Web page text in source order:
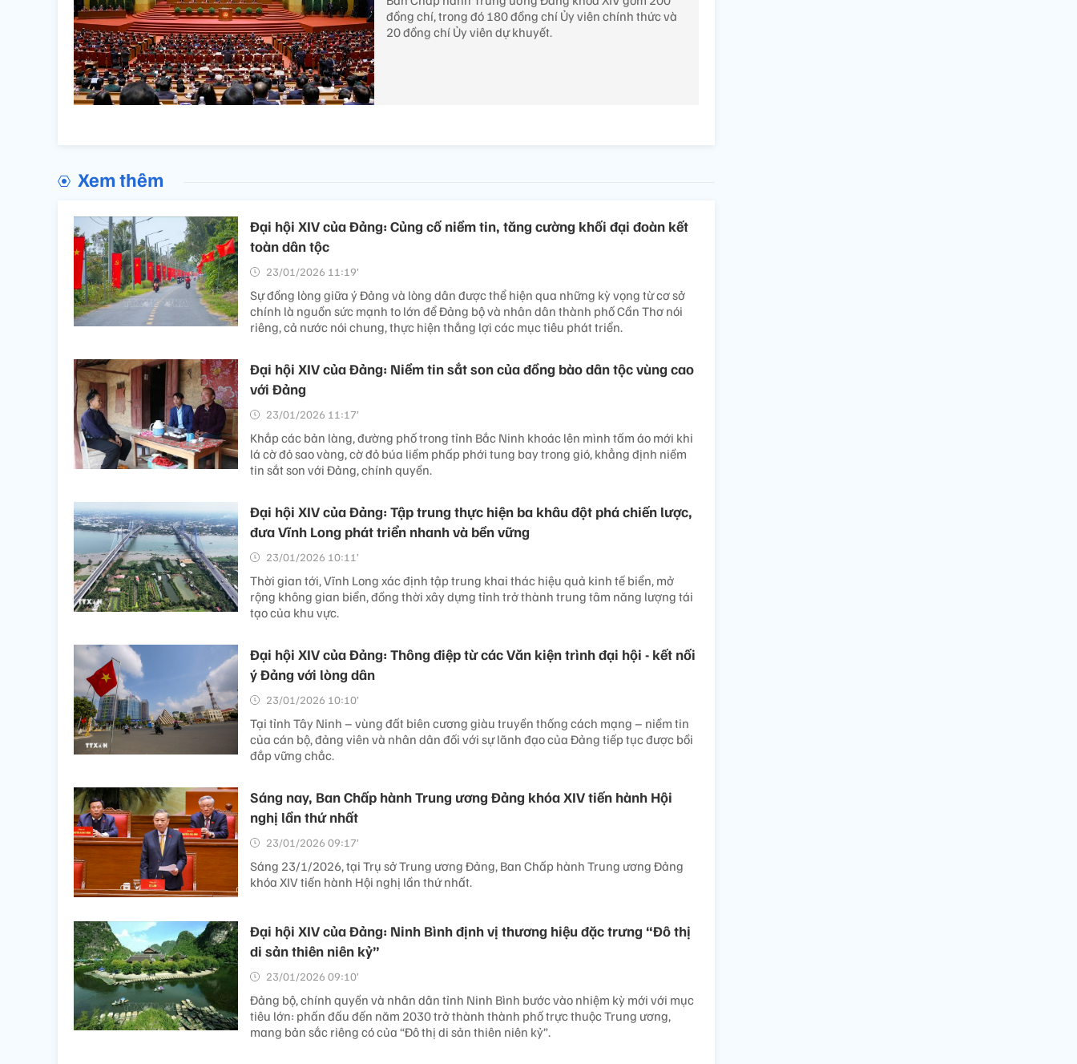
đồng chí, trong đó 180 đồng chí Ủy viên chính thức và
20 đồng chí Ủy viên dự khuyết.
Xem thêm
Đại hội XIV của Đảng: Củng cố niềm tin, tăng cường khối đại đoàn kết
toàn dân tộc
23/01/2026 11:19’
Sự đồng lòng giữa ý Đảng và lòng dân được thể hiện qua những kỳ vọng từ cơ sở
chính là nguồn sức mạnh to lớn để Đảng bộ và nhân dân thành phố Cần Thơ nói
riêng, cả nước nói chung, thực hiện thắng lợi các mục tiêu phát triển.
Đại hội XIV của Đảng: Niềm tin sắt son của đồng bào dân tộc vùng cao
với Đảng
23/01/2026 11:17’
Khắp các bản làng, đường phố trong tỉnh Bắc Ninh khoác lên mình tấm áo mới khi
lá cờ đỏ sao vàng, cờ đỏ búa liềm phấp phới tung bay trong gió, khẳng định niềm
tin sắt son với Đảng, chính quyền.
Đại hội XIV của Đảng: Tập trung thực hiện ba khâu đột phá chiến lược,
đưa Vĩnh Long phát triển nhanh và bền vững
23/01/2026 10:11’
Thời gian tới, Vĩnh Long xác định tập trung khai thác hiệu quả kinh tế biển, mở
rộng không gian biển, đồng thời xây dựng tỉnh trở thành trung tâm năng lượng tái
tạo của khu vực.
Đại hội XIV của Đảng: Thông điệp từ các Văn kiện trình đại hội - kết nối
ý Đảng với lòng dân
23/01/2026 10:10’
Tại tỉnh Tây Ninh – vùng đất biên cương giàu truyền thống cách mạng – niềm tin
của cán bộ, đảng viên và nhân dân đối với sự lãnh đạo của Đảng tiếp tục được bồi
đắp vững chắc.
Sáng nay, Ban Chấp hành Trung ương Đảng khóa XIV tiến hành Hội
nghị lần thứ nhất
23/01/2026 09:17’
Sáng 23/1/2026, tại Trụ sở Trung ương Đảng, Ban Chấp hành Trung ương Đảng
khóa XIV tiến hành Hội nghị lần thứ nhất.
Đại hội XIV của Đảng: Ninh Bình định vị thương hiệu đặc trưng “Đô thị
di sản thiên niên kỷ”
23/01/2026 09:10’
Đảng bộ, chính quyền và nhân dân tỉnh Ninh Bình bước vào nhiệm kỳ mới với mục
tiêu lớn: phấn đấu đến năm 2030 trở thành thành phố trực thuộc Trung ương,
mang bản sắc riêng có của “Đô thị di sản thiên niên kỷ”.